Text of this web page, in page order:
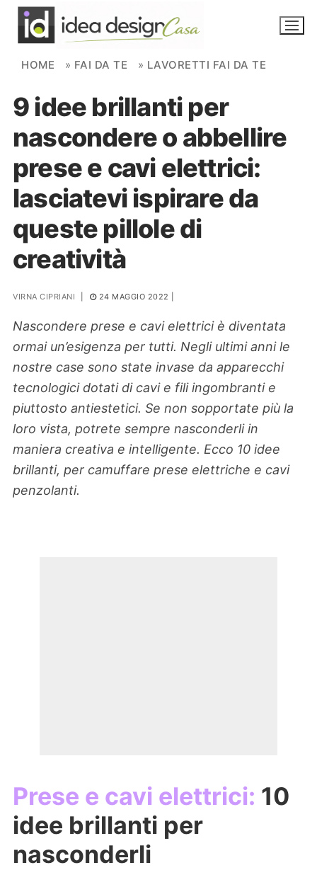
Skip to content
NOVITÀ
AMBIENTI
FAI DA TE
PIANTE
Ortaggio
Search for:
HOME » FAI DA TE » LAVORETTI FAI DA TE
9 idee brillanti per
nascondere o abbellire
prese e cavi elettrici:
lasciatevi ispirare da
queste pillole di
creatività
VIRNA CIPRIANI 24 MAGGIO 2022
Nascondere prese e cavi elettrici è diventata
ormai un’esigenza per tutti. Negli ultimi anni le
nostre case sono state invase da apparecchi
tecnologici dotati di cavi e fili ingombranti e
piuttosto antiestetici. Se non sopportate più la
loro vista, potrete sempre nasconderli in
maniera creativa e intelligente. Ecco 10 idee
brillanti, per camuffare prese elettriche e cavi
penzolanti.
Prese e cavi elettrici: 10
idee brillanti per
nasconderli